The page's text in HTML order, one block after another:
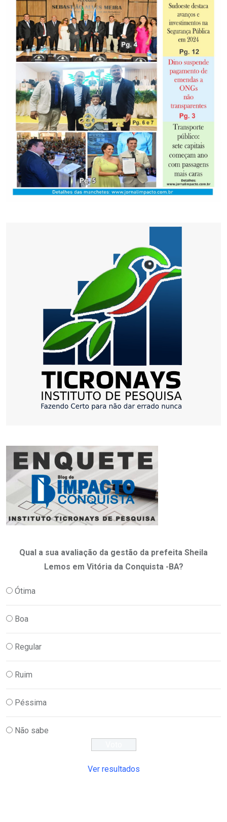
Qual a sua avaliação da gestão da prefeita Sheila
Lemos em Vitória da Conquista -BA?
Ótima
Boa
Regular
Ruim
Péssima
Não sabe
Ver resultados